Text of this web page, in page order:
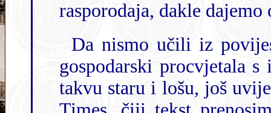
Da nismo učili iz povijesti, pokazuje i primjer
gospodarski procvjetala s izgradnjom
takvu staru i lošu, još uvijek